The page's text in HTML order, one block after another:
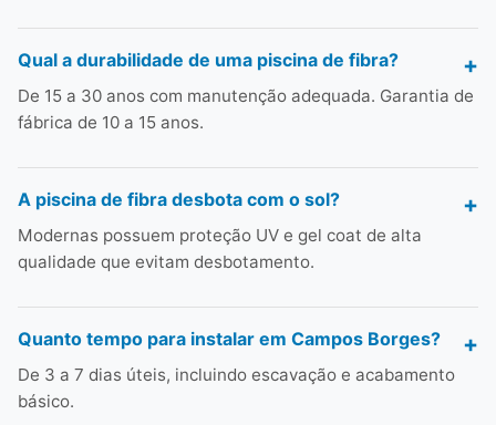
Qual a durabilidade de uma piscina de fibra?
De 15 a 30 anos com manutenção adequada. Garantia de
fábrica de 10 a 15 anos.
A piscina de fibra desbota com o sol?
Modernas possuem proteção UV e gel coat de alta
qualidade que evitam desbotamento.
Quanto tempo para instalar em Campos Borges?
De 3 a 7 dias úteis, incluindo escavação e acabamento
básico.